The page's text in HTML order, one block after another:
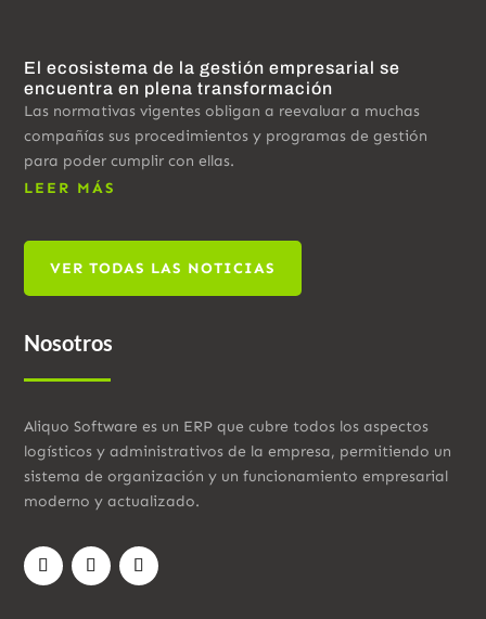
El ecosistema de la gestión empresarial se
encuentra en plena transformación
Las normativas vigentes obligan a reevaluar a muchas
compañías sus procedimientos y programas de gestión
para poder cumplir con ellas.
LEER MÁS
VER TODAS LAS NOTICIAS
Nosotros
Aliquo Software es un ERP que cubre todos los aspectos
logísticos y administrativos de la empresa, permitiendo un
sistema de organización y un funcionamiento empresarial
moderno y actualizado.